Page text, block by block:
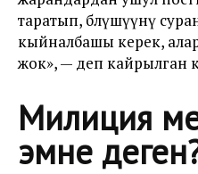
таратып, бөлүшүүнү
кыйналбашы керек,
жок», — деп кайрылган
Милиция
эмне